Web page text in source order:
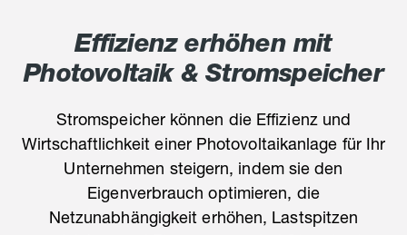
Effizienz erhöhen mit
Photovoltaik & Stromspeicher
Stromspeicher können die Effizienz und
Wirtschaftlichkeit einer Photovoltaikanlage für Ihr
Unternehmen steigern, indem sie den
Eigenverbrauch optimieren, die
Netzunabhängigkeit erhöhen, Lastspitzen